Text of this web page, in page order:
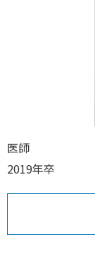
医師
2019年卒